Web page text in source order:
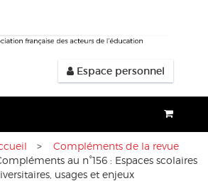
Espace personnel
> Compléments de la revue
au n°156 : Espaces scolaires
usages et enjeux